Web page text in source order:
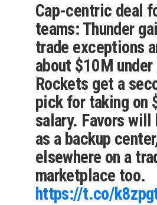
Cap-centric deal
teams: Thunder
trade exceptions
about $10M
Rockets get a
pick for taking on
salary. Favors will
as a backup
elsewhere on a
marketplace too.
https://t.co/